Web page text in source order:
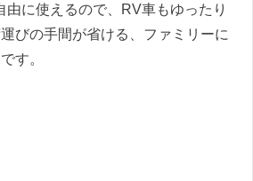
由に使えるので、RV車もゆったり
びの手間が省ける、ファミリーに
す。